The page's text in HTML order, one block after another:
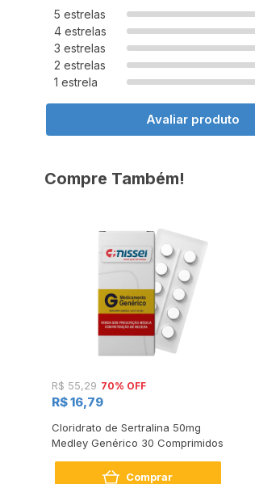
5 estrelas
4 estrelas
3 estrelas
2 estrelas
1 estrela
Avaliar produto
Compre Também!
R$ 55,29 70% OFF
R$ 16,79
Cloridrato de Sertralina 50mg
Medley Genérico 30 Comprimidos
Comprar